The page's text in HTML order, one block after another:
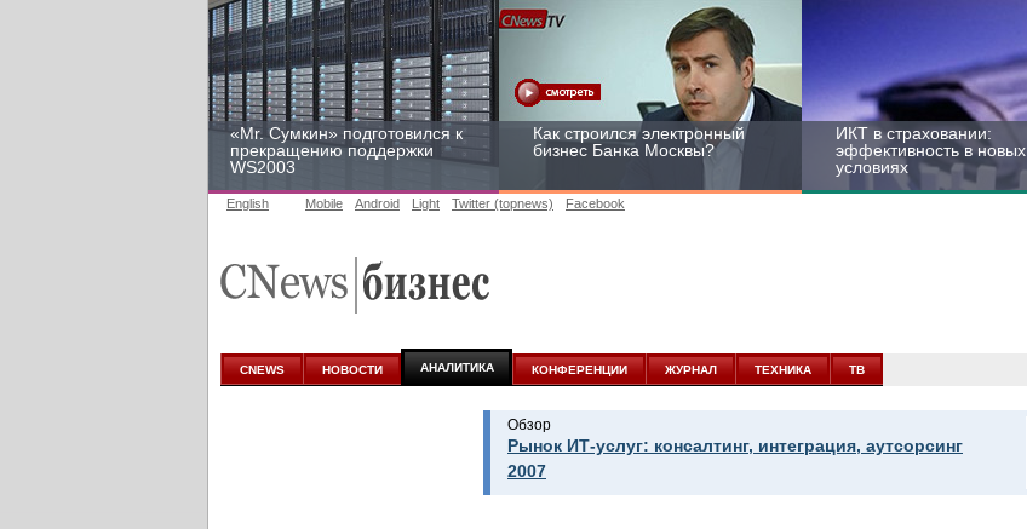
«Mr. Сумкин» подготовился к
прекращению поддержки
WS2003
Как строился электронный
бизнес Банка Москвы?
ИКТ в страховании:
эффективность в новых
условиях
к аналитике
участвовать
госструктур: развитие в
новых условиях
English Mobile Android Light Twitter (topnews) Facebook
CNEWS НОВОСТИ АНАЛИТИКА КОНФЕРЕНЦИИ ЖУРНАЛ ТЕХНИКА ТВ
Обзор
Рынок ИТ-услуг: консалтинг, интеграция, аутсорсинг
2007